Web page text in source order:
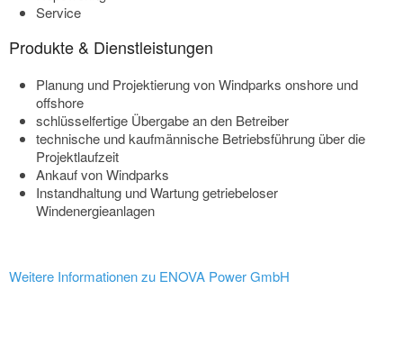
Service
Produkte & Dienstleistungen
Planung und Projektierung von Windparks onshore und
offshore
schlüsselfertige Übergabe an den Betreiber
technische und kaufmännische Betriebsführung über die
Projektlaufzeit
Ankauf von Windparks
Instandhaltung und Wartung getriebeloser
Windenergieanlagen
Weitere Informationen zu ENOVA Power GmbH